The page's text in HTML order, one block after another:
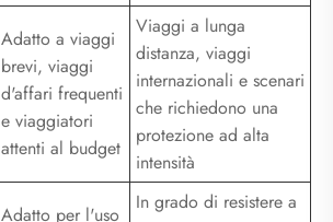
Adatto a viaggi
brevi, viaggi
d'affari frequenti
e viaggiatori
attenti al budget
Viaggi a lunga
distanza, viaggi
internazionali e scenari
che richiedono una
protezione ad alta
intensità
Adatto per l'uso
In grado di resistere a